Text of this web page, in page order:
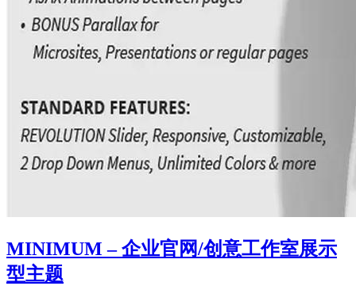
MINIMUM – 企业官网/创意工作室展示
型主题